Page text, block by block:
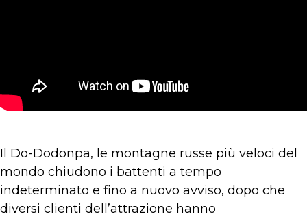
Il Do-Dodonpa, le montagne russe più veloci del
mondo chiudono i battenti a tempo
indeterminato e fino a nuovo avviso, dopo che
diversi clienti dell’attrazione hanno